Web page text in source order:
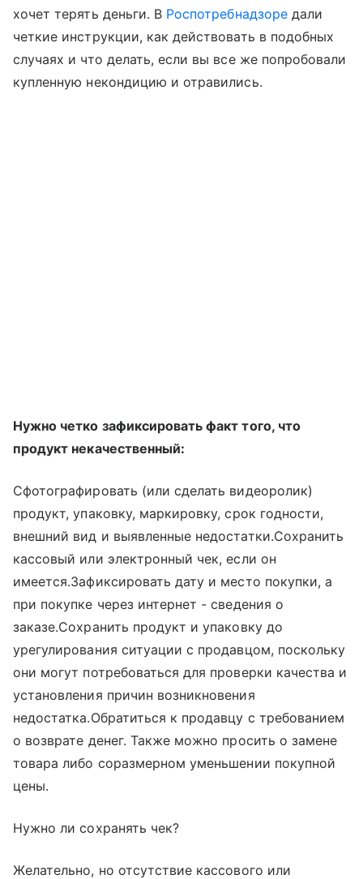
хочет терять деньги. В Роспотребнадзоредали
четкие инструкции, как действовать в подобных
случаях и что делать, если вы все же попробовали
купленную некондицию и отравились.
Нужно четко зафиксировать факт того, что
продукт некачественный:
Сфотографировать (или сделать видеоролик)
продукт, упаковку, маркировку, срок годности,
внешний вид и выявленные недостатки.Сохранить
кассовый или электронный чек, если он
имеется.Зафиксировать дату и место покупки, а
при покупке через интернет - сведения о
заказе.Сохранить продукт и упаковку до
урегулирования ситуации с продавцом, поскольку
они могут потребоваться для проверки качества и
установления причин возникновения
недостатка.Обратиться к продавцу с требованием
о возврате денег. Также можно просить о замене
товара либо соразмерном уменьшении покупной
цены.
Нужно ли сохранять чек?
Желательно, но отсутствие кассового или